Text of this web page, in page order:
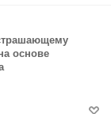
основе